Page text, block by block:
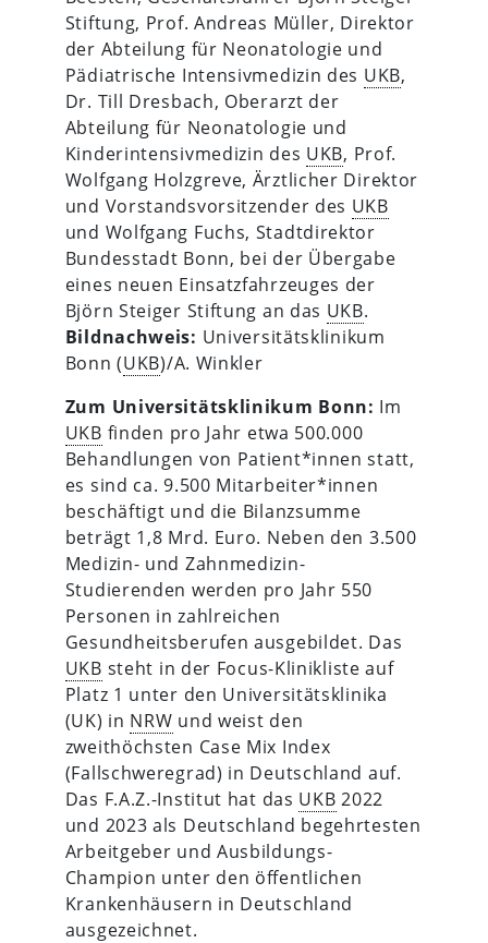
Stiftung, Prof. Andreas Müller, Direktor
der Abteilung für Neonatologie und
Pädiatrische Intensivmedizin des UKB,
Dr. Till Dresbach, Oberarzt der
Abteilung für Neonatologie und
Kinderintensivmedizin des UKB, Prof.
Wolfgang Holzgreve, Ärztlicher Direktor
und Vorstandsvorsitzender des UKB
und Wolfgang Fuchs, Stadtdirektor
Bundesstadt Bonn, bei der Übergabe
eines neuen Einsatzfahrzeuges der
Björn Steiger Stiftung an das UKB.
Bildnachweis: Universitätsklinikum
Bonn (UKB)/A. Winkler
Zum Universitätsklinikum Bonn: Im
UKB finden pro Jahr etwa 500.000
Behandlungen von Patient*innen statt,
es sind ca. 9.500 Mitarbeiter*innen
beschäftigt und die Bilanzsumme
beträgt 1,8 Mrd. Euro. Neben den 3.500
Medizin- und Zahnmedizin-
Studierenden werden pro Jahr 550
Personen in zahlreichen
Gesundheitsberufen ausgebildet. Das
UKB steht in der Focus-Klinikliste auf
Platz 1 unter den Universitätsklinika
(UK) in NRW und weist den
zweithöchsten Case Mix Index
(Fallschweregrad) in Deutschland auf.
Das F.A.Z.-Institut hat das UKB 2022
und 2023 als Deutschland begehrtesten
Arbeitgeber und Ausbildungs-
Champion unter den öffentlichen
Krankenhäusern in Deutschland
ausgezeichnet.